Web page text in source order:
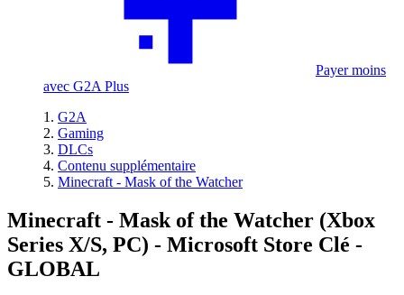
Payer moins
avec G2A Plus
G2A
Gaming
DLCs
Contenu supplémentaire
Minecraft - Mask of the Watcher
Minecraft - Mask of the Watcher (Xbox
Series X/S, PC) - Microsoft Store Clé -
GLOBAL